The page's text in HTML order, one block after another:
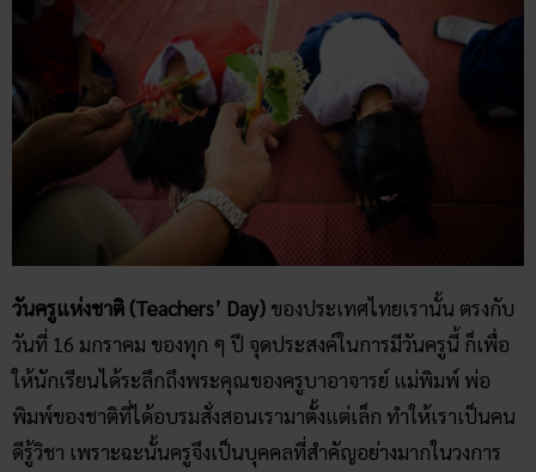
วันครูแห่งชาติ (Teachers’ Day) ของประเทศไทยเรานั้น ตรงกับ
วันที่ 16 มกราคม ของทุก ๆ ปี จุดประสงค์ในการมีวันครูนี้ ก็เพื่อ
ให้นักเรียนได้ระลึกถึงพระคุณของครูบาอาจารย์ แม่พิมพ์ พ่อ
พิมพ์ของชาติที่ได้อบรมสั่งสอนเรามาตั้งแต่เล็ก ทำให้เราเป็นคน
ดีรู้วิชา เพราะฉะนั้นครูจึงเป็นบุคคลที่สำคัญอย่างมากในวงการ